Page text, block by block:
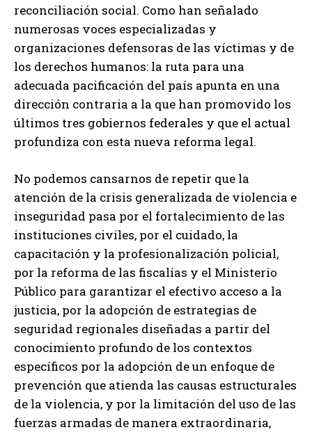
reconciliación social. Como han señalado
numerosas voces especializadas y
organizaciones defensoras de las víctimas y de
los derechos humanos: la ruta para una
adecuada pacificación del país apunta en una
dirección contraria a la que han promovido los
últimos tres gobiernos federales y que el actual
profundiza con esta nueva reforma legal.
No podemos cansarnos de repetir que la
atención de la crisis generalizada de violencia e
inseguridad pasa por el fortalecimiento de las
instituciones civiles, por el cuidado, la
capacitación y la profesionalización policial,
por la reforma de las fiscalías y el Ministerio
Público para garantizar el efectivo acceso a la
justicia, por la adopción de estrategias de
seguridad regionales diseñadas a partir del
conocimiento profundo de los contextos
específicos por la adopción de un enfoque de
prevención que atienda las causas estructurales
de la violencia, y por la limitación del uso de las
fuerzas armadas de manera extraordinaria,